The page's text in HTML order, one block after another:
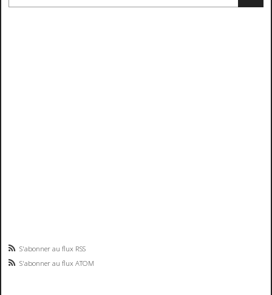
S'abonner au flux RSS
S'abonner au flux ATOM